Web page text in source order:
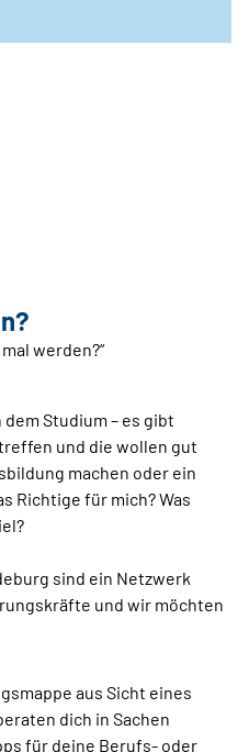
werden?“
dem Studium – es gibt
und die wollen gut
machen oder ein
Richtige für mich? Was
sind ein Netzwerk
und wir möchten
aus Sicht eines
dich in Sachen
für deine Berufs- oder